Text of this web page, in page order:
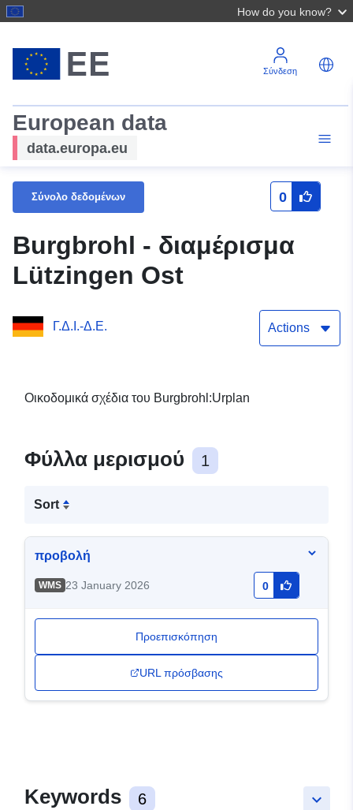
How do you know?
Σύνδεση
European data
data.europa.eu
Σύνολο δεδομένων 0
Burgbrohl - διαμέρισμα
Lützingen Ost
Γ.Δ.Ι.-Δ.Ε. Actions
Οικοδομικά σχέδια του Burgbrohl:Urplan
Φύλλα μερισμού 1
Sort
προβολή
WMS 23 January 2026 0
Προεπισκόπηση
URL πρόσβασης
keyboard_arrow_down
Keywords 6